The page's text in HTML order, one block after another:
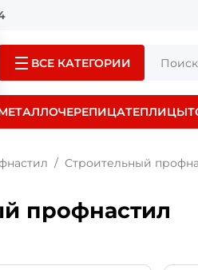
ВСЕ КАТЕГОРИИ
ТЕПЛИЦЫ
Строительный
профнастил